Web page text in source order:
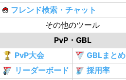
フレンド検索・チャット
その他のツール
PvP・GBL
PvP大会
GBLまとめ
リーダーボード
採用率